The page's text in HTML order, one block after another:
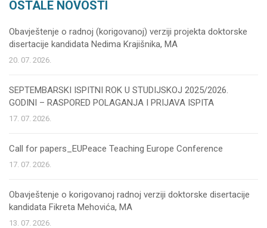
OSTALE NOVOSTI
Obavještenje o radnoj (korigovanoj) verziji projekta doktorske
disertacije kandidata Nedima Krajišnika, MA
20. 07. 2026.
SEPTEMBARSKI ISPITNI ROK U STUDIJSKOJ 2025/2026.
GODINI – RASPORED POLAGANJA I PRIJAVA ISPITA
17. 07. 2026.
Call for papers_EUPeace Teaching Europe Conference
17. 07. 2026.
Obavještenje o korigovanoj radnoj verziji doktorske disertacije
kandidata Fikreta Mehovića, MA
13. 07. 2026.